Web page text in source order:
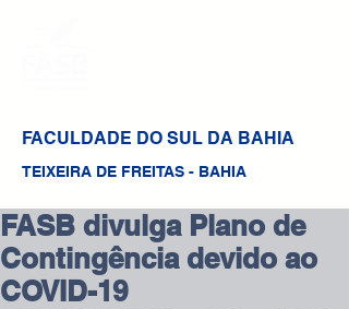
FACULDADE DO SUL DA BAHIA
TEIXEIRA DE FREITAS - BAHIA
FASB divulga Plano de
Contingência devido ao
COVID-19